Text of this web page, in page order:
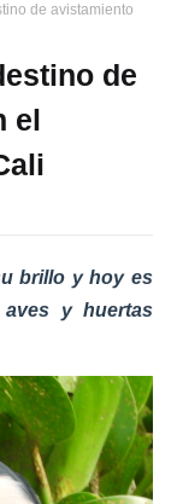
de avistamiento
de
el
brillo y hoy es
y huertas